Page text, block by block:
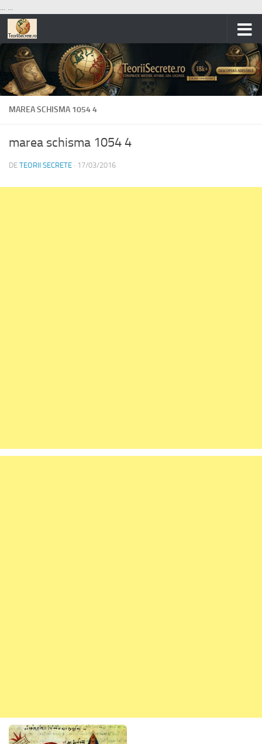
... ...
Skip to content
MAREA SCHISMA 1054 4
marea schisma 1054 4
DE TEORII SECRETE · 17/03/2016